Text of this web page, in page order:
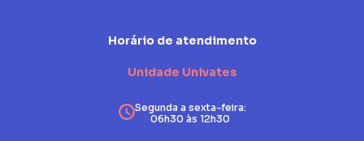
Horário de atendimento
Unidade Univates
Segunda a sexta-feira:
06h30 às 12h30